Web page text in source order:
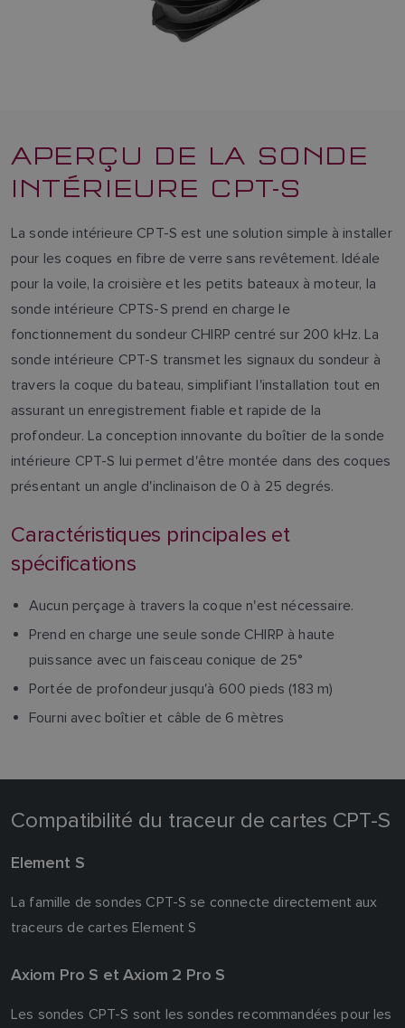
APERÇU DE LA SONDE
INTÉRIEURE CPT-S
La sonde intérieure CPT-S est une solution simple à installer
pour les coques en fibre de verre sans revêtement. Idéale
pour la voile, la croisière et les petits bateaux à moteur, la
sonde intérieure CPTS-S prend en charge le
fonctionnement du sondeur CHIRP centré sur 200 kHz. La
sonde intérieure CPT-S transmet les signaux du sondeur à
travers la coque du bateau, simplifiant l'installation tout en
assurant un enregistrement fiable et rapide de la
profondeur. La conception innovante du boîtier de la sonde
intérieure CPT-S lui permet d'être montée dans des coques
présentant un angle d'inclinaison de 0 à 25 degrés.
Caractéristiques principales et
spécifications
Aucun perçage à travers la coque n'est nécessaire.
Prend en charge une seule sonde CHIRP à haute
puissance avec un faisceau conique de 25°
Portée de profondeur jusqu'à 600 pieds (183 m)
Fourni avec boîtier et câble de 6 mètres
Compatibilité du traceur de cartes CPT-S
Element S
La famille de sondes CPT-S se connecte directement aux
traceurs de cartes Element S
Axiom Pro S et Axiom 2 Pro S
Les sondes CPT-S sont les sondes recommandées pour les